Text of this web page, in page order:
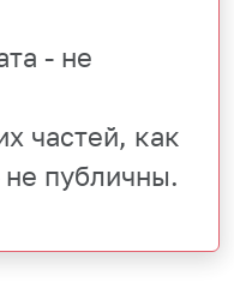
- не
частей, как
публичны.